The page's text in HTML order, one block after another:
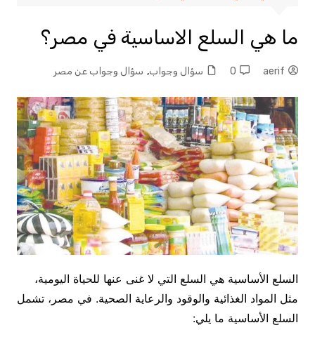
ما هي السلع الاساسية في مصر؟
aerif
0 سؤال وجواب, سؤال وجواب عن مصر
السلع الأساسية هي السلع التي لا غنى عنها للحياة اليومية،
مثل المواد الغذائية والوقود والرعاية الصحية. في مصر، تشمل
السلع الأساسية ما يلي: